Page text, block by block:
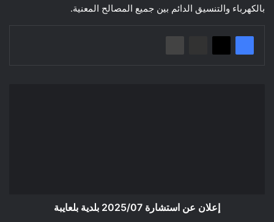
بالكهرباء والتنسيق الدائم بين جميع المصالح المعنية.
إعلان عن استشارة 2025/07 بلدية بلعايبة